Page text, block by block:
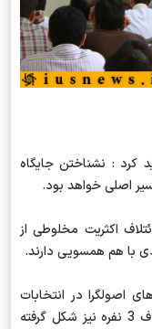
کرد : نشناختن جایگاه
اصلی خواهد بود.
اکثریت مخلوطی از
با هم همسویی دارند.
اصولگرا در انتخابات
یازدهم دانست و افزود: پیش از این یک ائتلاف 3 نفره نیز شکل گرفته